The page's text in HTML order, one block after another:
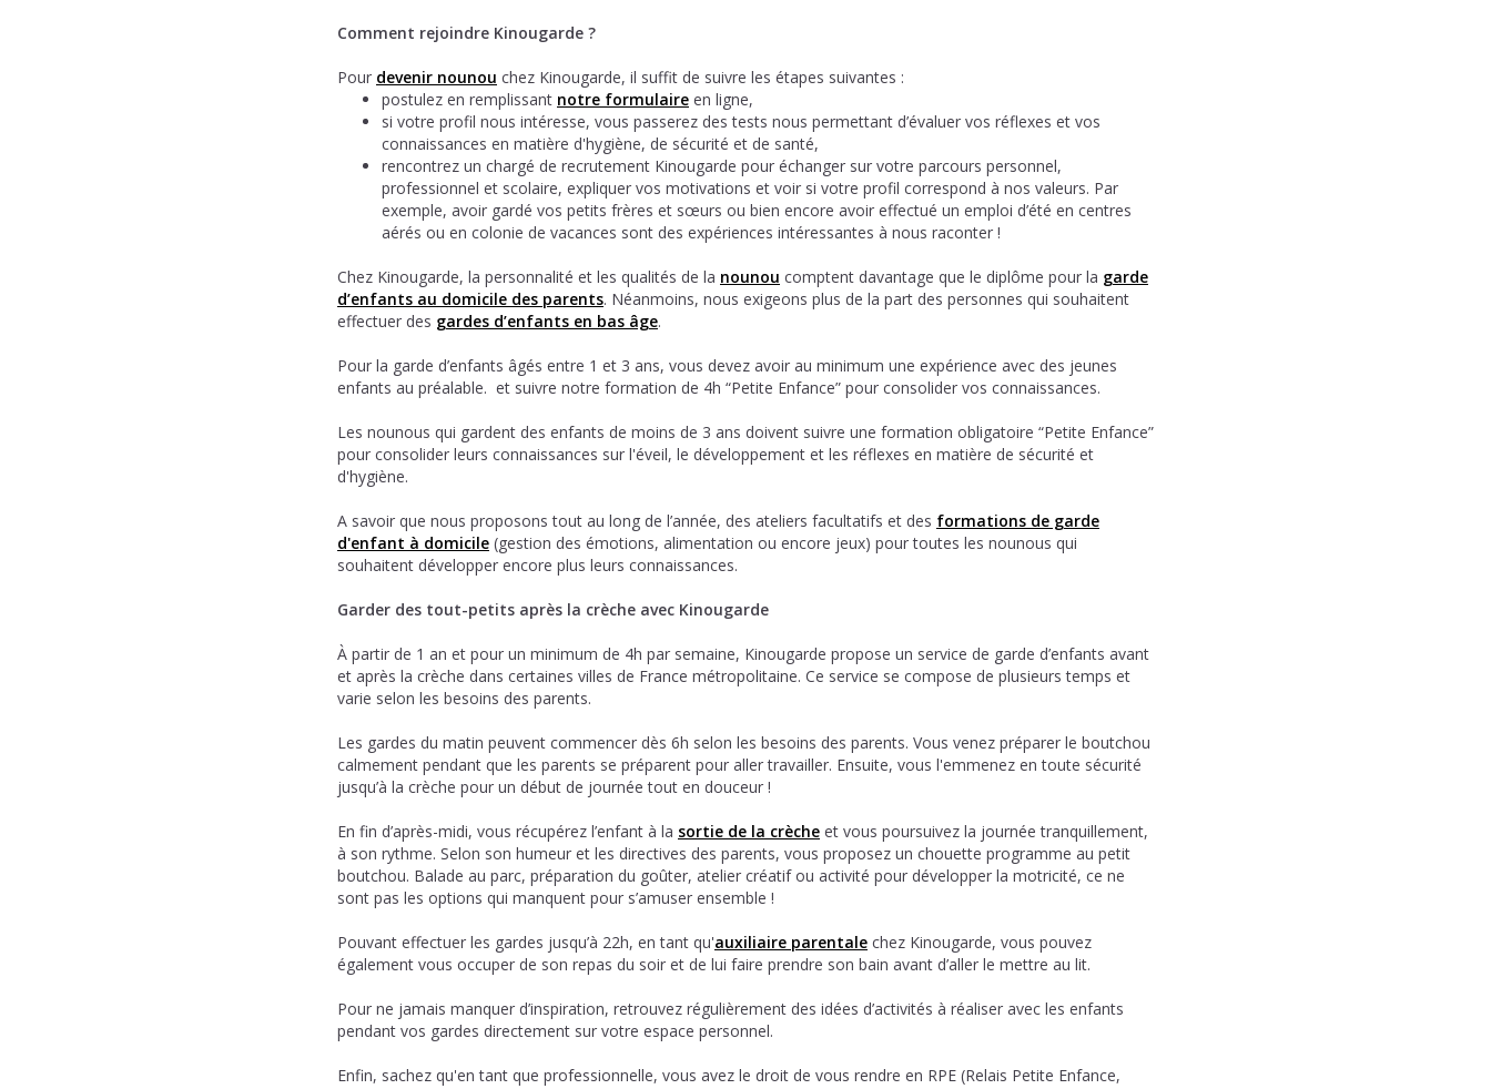
Comment rejoindre Kinougarde ?
Pour devenir nounou chez Kinougarde, il suffit de suivre les étapes suivantes :
postulez en remplissant notre formulaire en ligne,
si votre profil nous intéresse, vous passerez des tests nous permettant d’évaluer vos réflexes et vos
connaissances en matière d'hygiène, de sécurité et de santé,
rencontrez un chargé de recrutement Kinougarde pour échanger sur votre parcours personnel,
professionnel et scolaire, expliquer vos motivations et voir si votre profil correspond à nos valeurs. Par
exemple, avoir gardé vos petits frères et sœurs ou bien encore avoir effectué un emploi d’été en centres
aérés ou en colonie de vacances sont des expériences intéressantes à nous raconter !
Chez Kinougarde, la personnalité et les qualités de la nounou comptent davantage que le diplôme pour la garde
d’enfants au domicile des parents. Néanmoins, nous exigeons plus de la part des personnes qui souhaitent
effectuer des gardes d’enfants en bas âge.
Pour la garde d’enfants âgés entre 1 et 3 ans, vous devez avoir au minimum une expérience avec des jeunes
enfants au préalable. et suivre notre formation de 4h “Petite Enfance” pour consolider vos connaissances.
Les nounous qui gardent des enfants de moins de 3 ans doivent suivre une formation obligatoire “Petite Enfance”
pour consolider leurs connaissances sur l'éveil, le développement et les réflexes en matière de sécurité et
d'hygiène.
A savoir que nous proposons tout au long de l’année, des ateliers facultatifs et des formations de garde
d'enfant à domicile (gestion des émotions, alimentation ou encore jeux) pour toutes les nounous qui
souhaitent développer encore plus leurs connaissances.
Garder des tout-petits après la crèche avec Kinougarde
À partir de 1 an et pour un minimum de 4h par semaine, Kinougarde propose un service de garde d’enfants avant
et après la crèche dans certaines villes de France métropolitaine. Ce service se compose de plusieurs temps et
varie selon les besoins des parents.
Les gardes du matin peuvent commencer dès 6h selon les besoins des parents. Vous venez préparer le boutchou
calmement pendant que les parents se préparent pour aller travailler. Ensuite, vous l'emmenez en toute sécurité
jusqu’à la crèche pour un début de journée tout en douceur !
En fin d’après-midi, vous récupérez l’enfant à la sortie de la crèche et vous poursuivez la journée tranquillement,
à son rythme. Selon son humeur et les directives des parents, vous proposez un chouette programme au petit
boutchou. Balade au parc, préparation du goûter, atelier créatif ou activité pour développer la motricité, ce ne
sont pas les options qui manquent pour s’amuser ensemble !
Pouvant effectuer les gardes jusqu’à 22h, en tant qu'auxiliaire parentale chez Kinougarde, vous pouvez
également vous occuper de son repas du soir et de lui faire prendre son bain avant d’aller le mettre au lit.
Pour ne jamais manquer d’inspiration, retrouvez régulièrement des idées d’activités à réaliser avec les enfants
pendant vos gardes directement sur votre espace personnel.
Enfin, sachez qu'en tant que professionnelle, vous avez le droit de vous rendre en RPE (Relais Petite Enfance,